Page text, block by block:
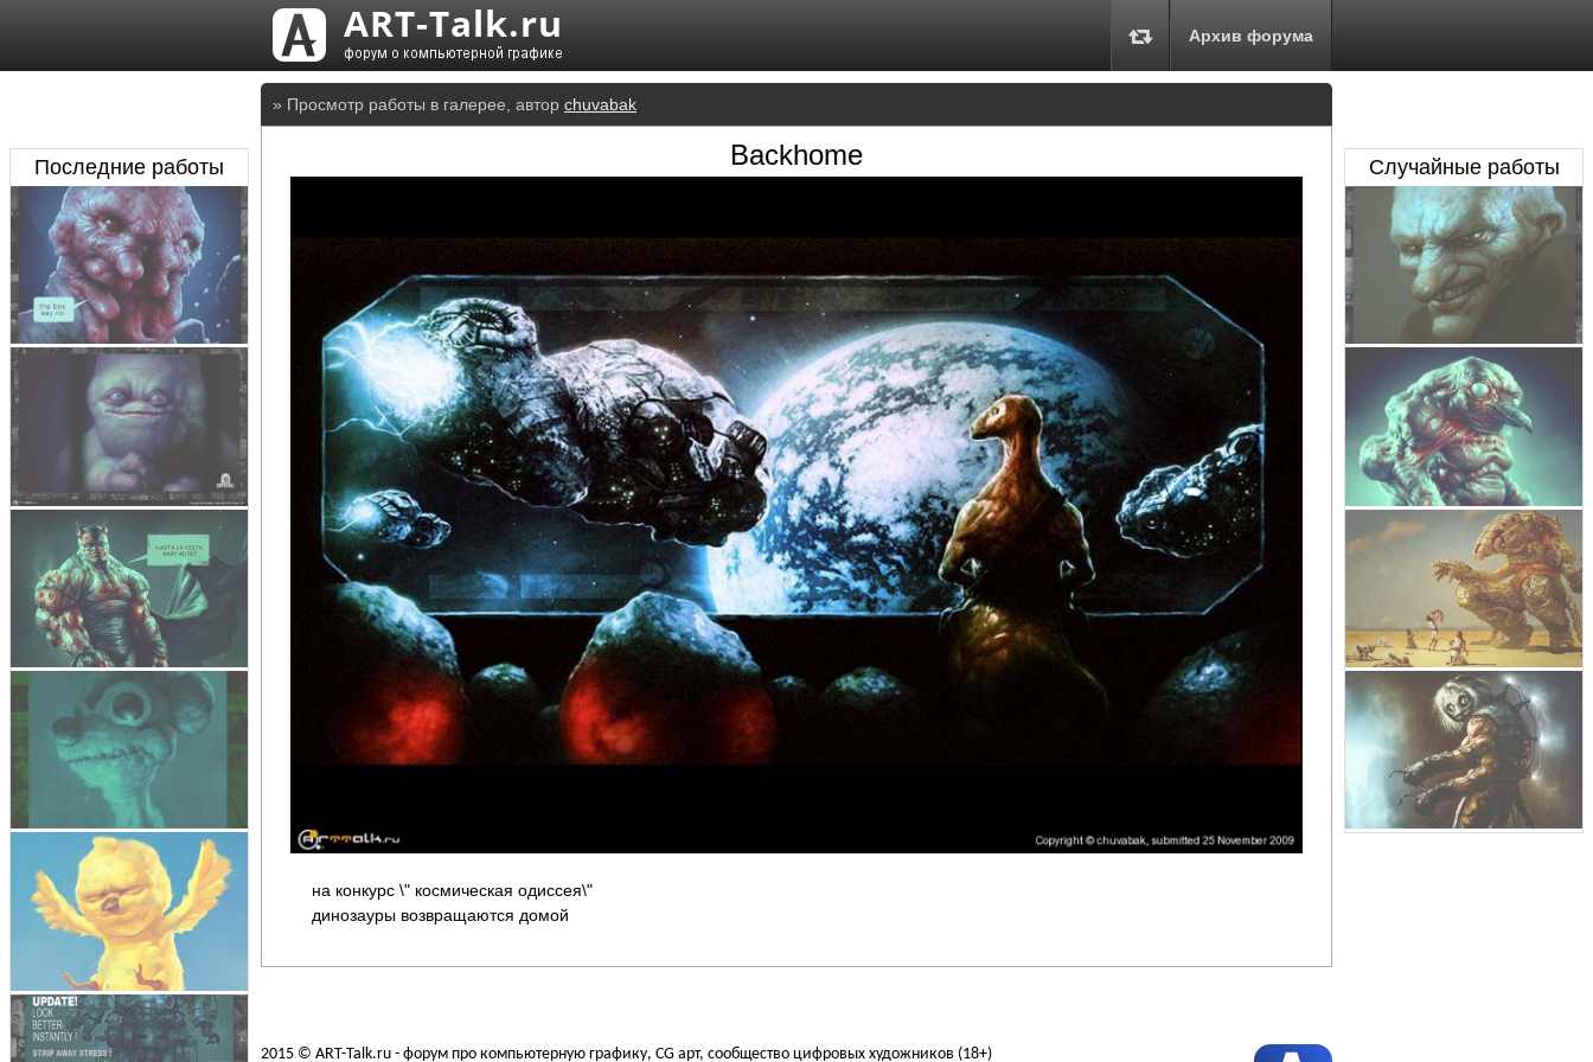
Архив форума
» Просмотр работы в галерее, автор chuvabak
Backhome
на конкурс \" космическая одиссея\"
динозауры возвращаются домой
Последние работы Случайные работы
2015 © ART-Talk.ru - форум про компьютерную графику, CG арт, сообщество цифровых художников (18+)